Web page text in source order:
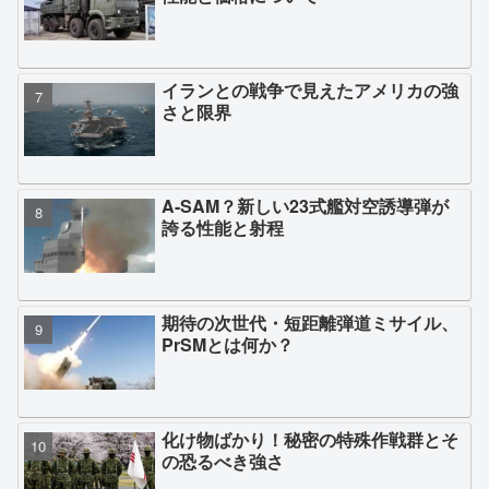
イランとの戦争で見えたアメリカの強
さと限界
A-SAM？新しい23式艦対空誘導弾が
誇る性能と射程
期待の次世代・短距離弾道ミサイル、
PrSMとは何か？
化け物ばかり！秘密の特殊作戦群とそ
の恐るべき強さ